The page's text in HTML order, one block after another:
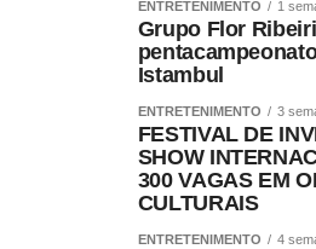
ENTRETENIMENTO 1
Grupo Flor
Istambul
ENTRETENIMENTO 3
FESTIVAL DE
SHOW
300 VAGAS EM
CULTURAIS
ENTRETENIMENTO 4